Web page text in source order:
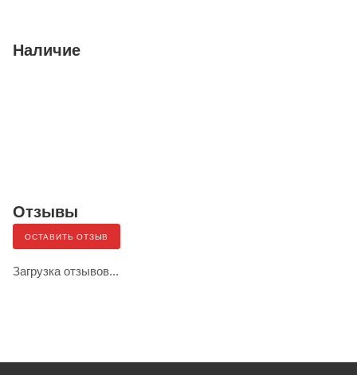
Наличие
Отзывы
ОСТАВИТЬ ОТЗЫВ
Загрузка отзывов...